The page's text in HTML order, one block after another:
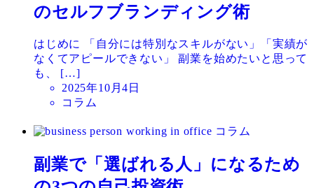
のセルフブランディング術
はじめに 「自分には特別なスキルがない」「実績が
なくてアピールできない」 副業を始めたいと思って
も、 […]
投
稿
2025年10月4日
コラム
コラム
副業で「選ばれる人」になるため